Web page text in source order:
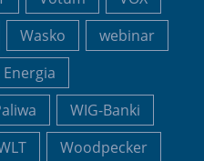
Wasko
webinar
Energia
WIG-Banki
Woodpecker